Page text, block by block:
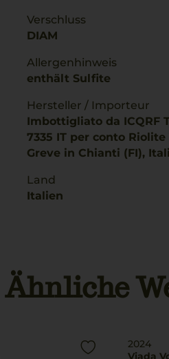
Verschluss
DIAM
Allergenhinweis
enthält Sulfite
Hersteller / Importeur
Imbottigliato da ICQRF
7335 IT per conto Riolite
Greve in Chianti (FI),
Land
Italien
Ähnliche
2024
Viada